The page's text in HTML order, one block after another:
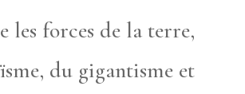
les forces de la terre,
du gigantisme et